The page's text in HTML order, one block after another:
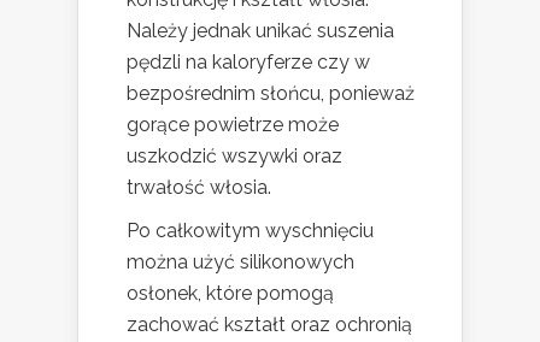
Należy jednak unikać suszenia
pędzli na kaloryferze czy w
bezpośrednim słońcu, ponieważ
gorące powietrze może
uszkodzić wszywki oraz
trwałość włosia.
Po całkowitym wyschnięciu
można użyć silikonowych
osłonek, które pomogą
zachować kształt oraz ochronią